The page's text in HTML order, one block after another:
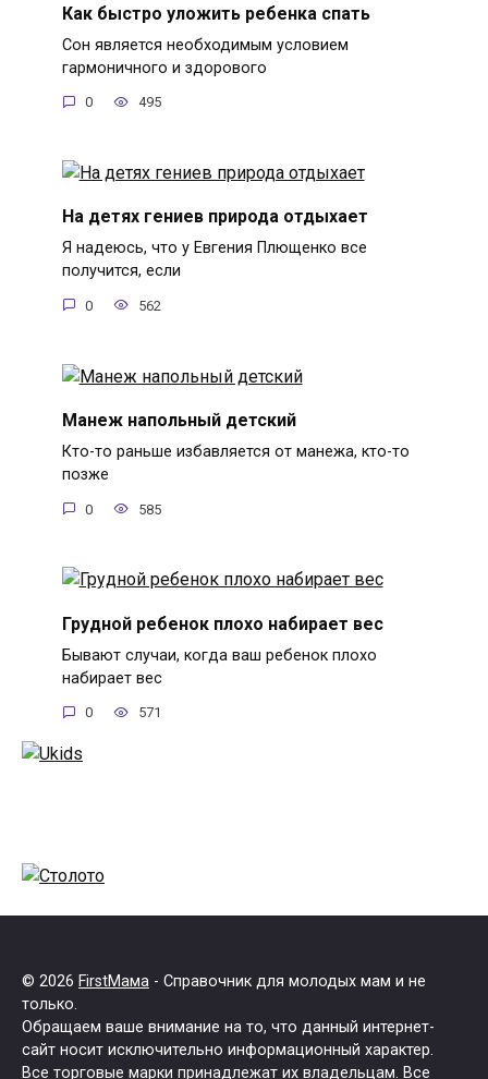
Как быстро уложить ребенка спать
Сон является необходимым условием
гармоничного и здорового
0 495
На детях гениев природа отдыхает
Я надеюсь, что у Евгения Плющенко все
получится, если
0 562
Манеж напольный детский
Кто-то раньше избавляется от манежа, кто-то
позже
0 585
Грудной ребенок плохо набирает вес
Бывают случаи, когда ваш ребенок плохо
набирает вес
0 571
© 2026 FirstМама - Справочник для молодых мам и не
только.
Обращаем ваше внимание на то, что данный интернет-
сайт носит исключительно информационный характер.
Все торговые марки принадлежат их владельцам. Все